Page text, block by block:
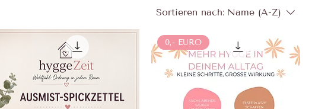
Sortieren nach: Name (A-Z)
0,- EURO